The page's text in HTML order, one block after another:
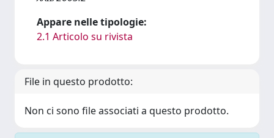
Appare nelle tipologie:
2.1 Articolo su rivista
File in questo prodotto:
Non ci sono file associati a questo prodotto.